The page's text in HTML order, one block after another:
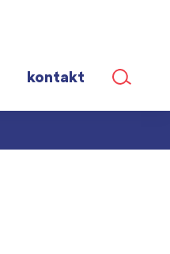
kontakt